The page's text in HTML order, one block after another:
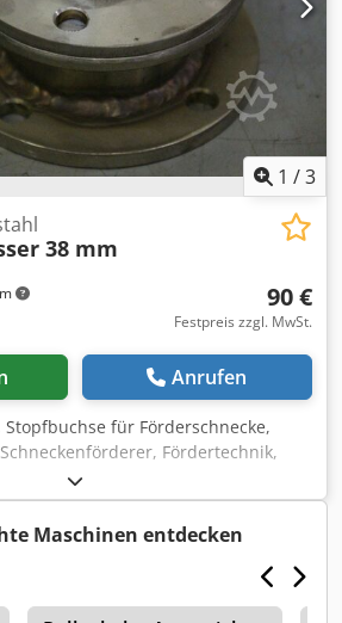
1 /3
38 mm
90 €
Festpreis zzgl. MwSt.
Anrufen
Stopfbuchse für Förderschnecke,
Fördertechnik,
Trocknungsschnecke, Kühlschnecke,
Heizrohrschnecke,
-Stopfbuchse aus: Edelstahl -
mm Welle Dcsdsd Naw Dspfx Af Dsk
-Preis: pro Stück -Anzahl: 8 Stück -
45 mm -Gewicht: 1 kg
Maschinen entdecken